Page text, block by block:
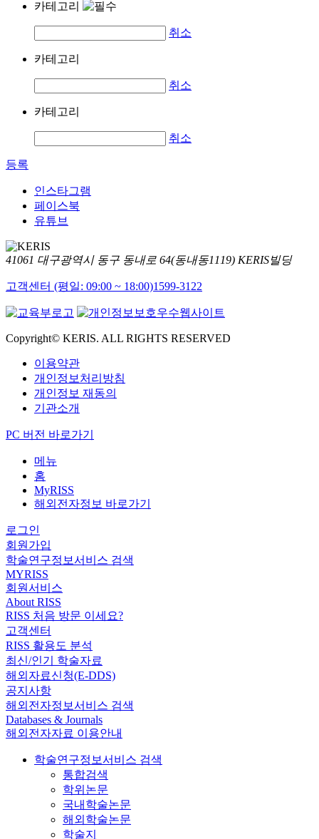
카테고리
취소
카테고리
취소
카테고리
취소
등록
인스타그램
페이스북
유튜브
41061 대구광역시 동구 동내로 64(동내동1119) KERIS빌딩
고객센터 (평일: 09:00 ~ 18:00)1599-3122
Copyright© KERIS. ALL RIGHTS RESERVED
이용약관
개인정보처리방침
개인정보 재동의
기관소개
PC 버전 바로가기
메뉴
홈
MyRISS
해외전자정보 바로가기
로그인
회원가입
학술연구정보서비스 검색
MYRISS
회원서비스
About RISS
RISS 처음 방문 이세요?
고객센터
RISS 활용도 분석
최신/인기 학술자료
해외자료신청(E-DDS)
공지사항
해외전자정보서비스 검색
Databases & Journals
해외전자자료 이용안내
학술연구정보서비스 검색
통합검색
학위논문
국내학술논문
해외학술논문
학술지